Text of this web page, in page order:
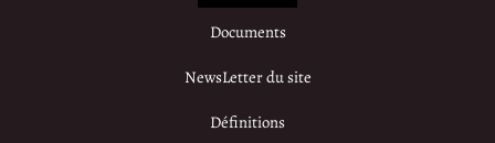
Documents
NewsLetter du site
Définitions